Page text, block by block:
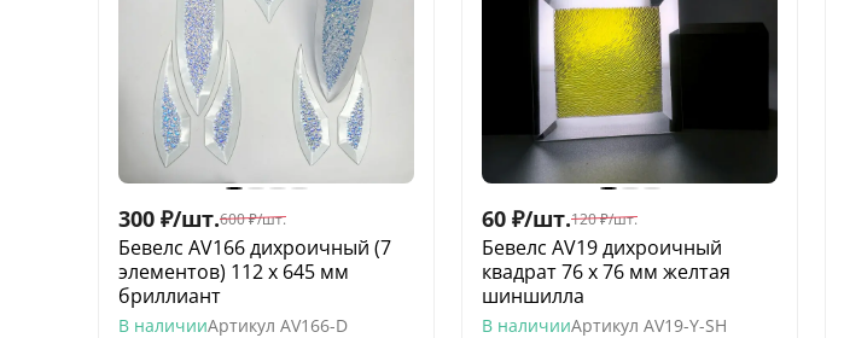
300 ₽/шт.600 ₽/шт.
Бевелс AV166 дихроичный (7
элементов) 112 х 645 мм
бриллиант
В наличииАртикул AV166-D
60 ₽/шт.120 ₽/шт.
Бевелс AV19 дихроичный
квадрат 76 х 76 мм желтая
шиншилла
В наличииАртикул AV19-Y-SH